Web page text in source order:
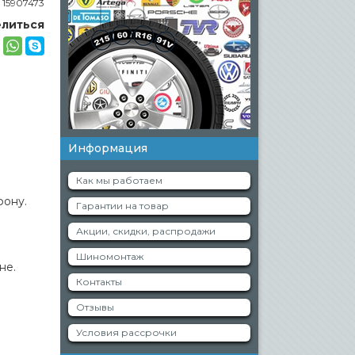
15907473
Информация
Как мы работаем
Гарантии на товар
Акции, скидки, распродажи
Шиномонтаж
Контакты
Отзывы
Условия рассрочки